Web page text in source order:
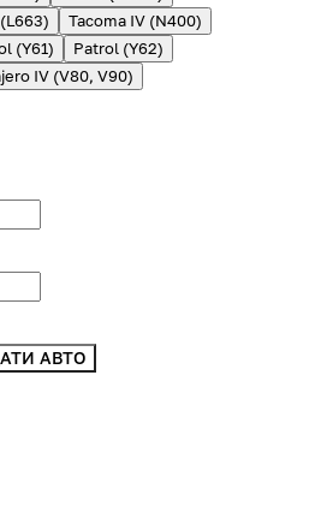
Tacoma IV (N400)
(Y61)
Patrol (Y62)
IV (V80, V90)
АВТО